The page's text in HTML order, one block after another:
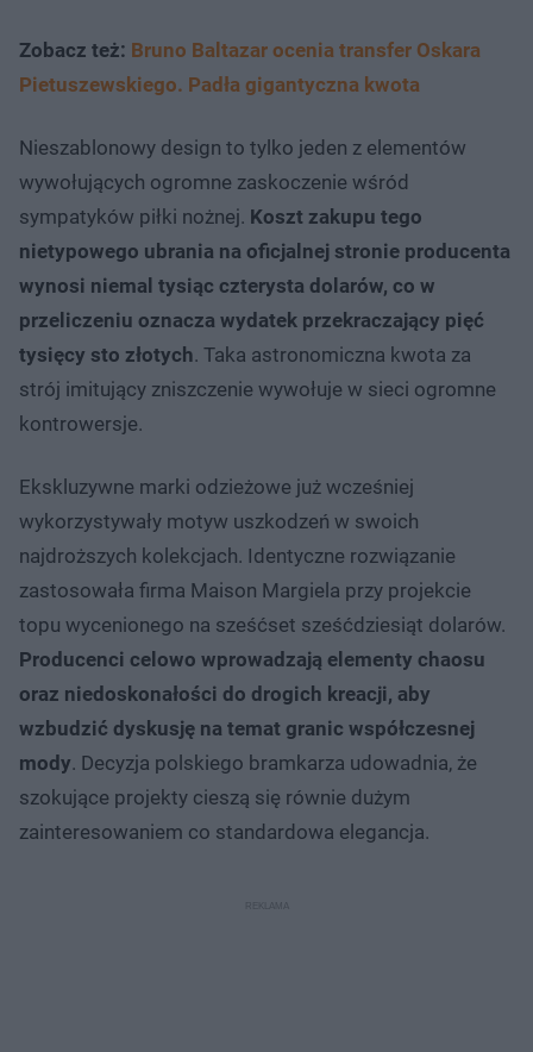
Zobacz też: Bruno Baltazar ocenia transfer Oskara
Pietuszewskiego. Padła gigantyczna kwota
Nieszablonowy design to tylko jeden z elementów
wywołujących ogromne zaskoczenie wśród
sympatyków piłki nożnej. Koszt zakupu tego
nietypowego ubrania na oficjalnej stronie producenta
wynosi niemal tysiąc czterysta dolarów, co w
przeliczeniu oznacza wydatek przekraczający pięć
tysięcy sto złotych. Taka astronomiczna kwota za
strój imitujący zniszczenie wywołuje w sieci ogromne
kontrowersje.
Ekskluzywne marki odzieżowe już wcześniej
wykorzystywały motyw uszkodzeń w swoich
najdroższych kolekcjach. Identyczne rozwiązanie
zastosowała firma Maison Margiela przy projekcie
topu wycenionego na sześćset sześćdziesiąt dolarów.
Producenci celowo wprowadzają elementy chaosu
oraz niedoskonałości do drogich kreacji, aby
wzbudzić dyskusję na temat granic współczesnej
mody. Decyzja polskiego bramkarza udowadnia, że
szokujące projekty cieszą się równie dużym
zainteresowaniem co standardowa elegancja.